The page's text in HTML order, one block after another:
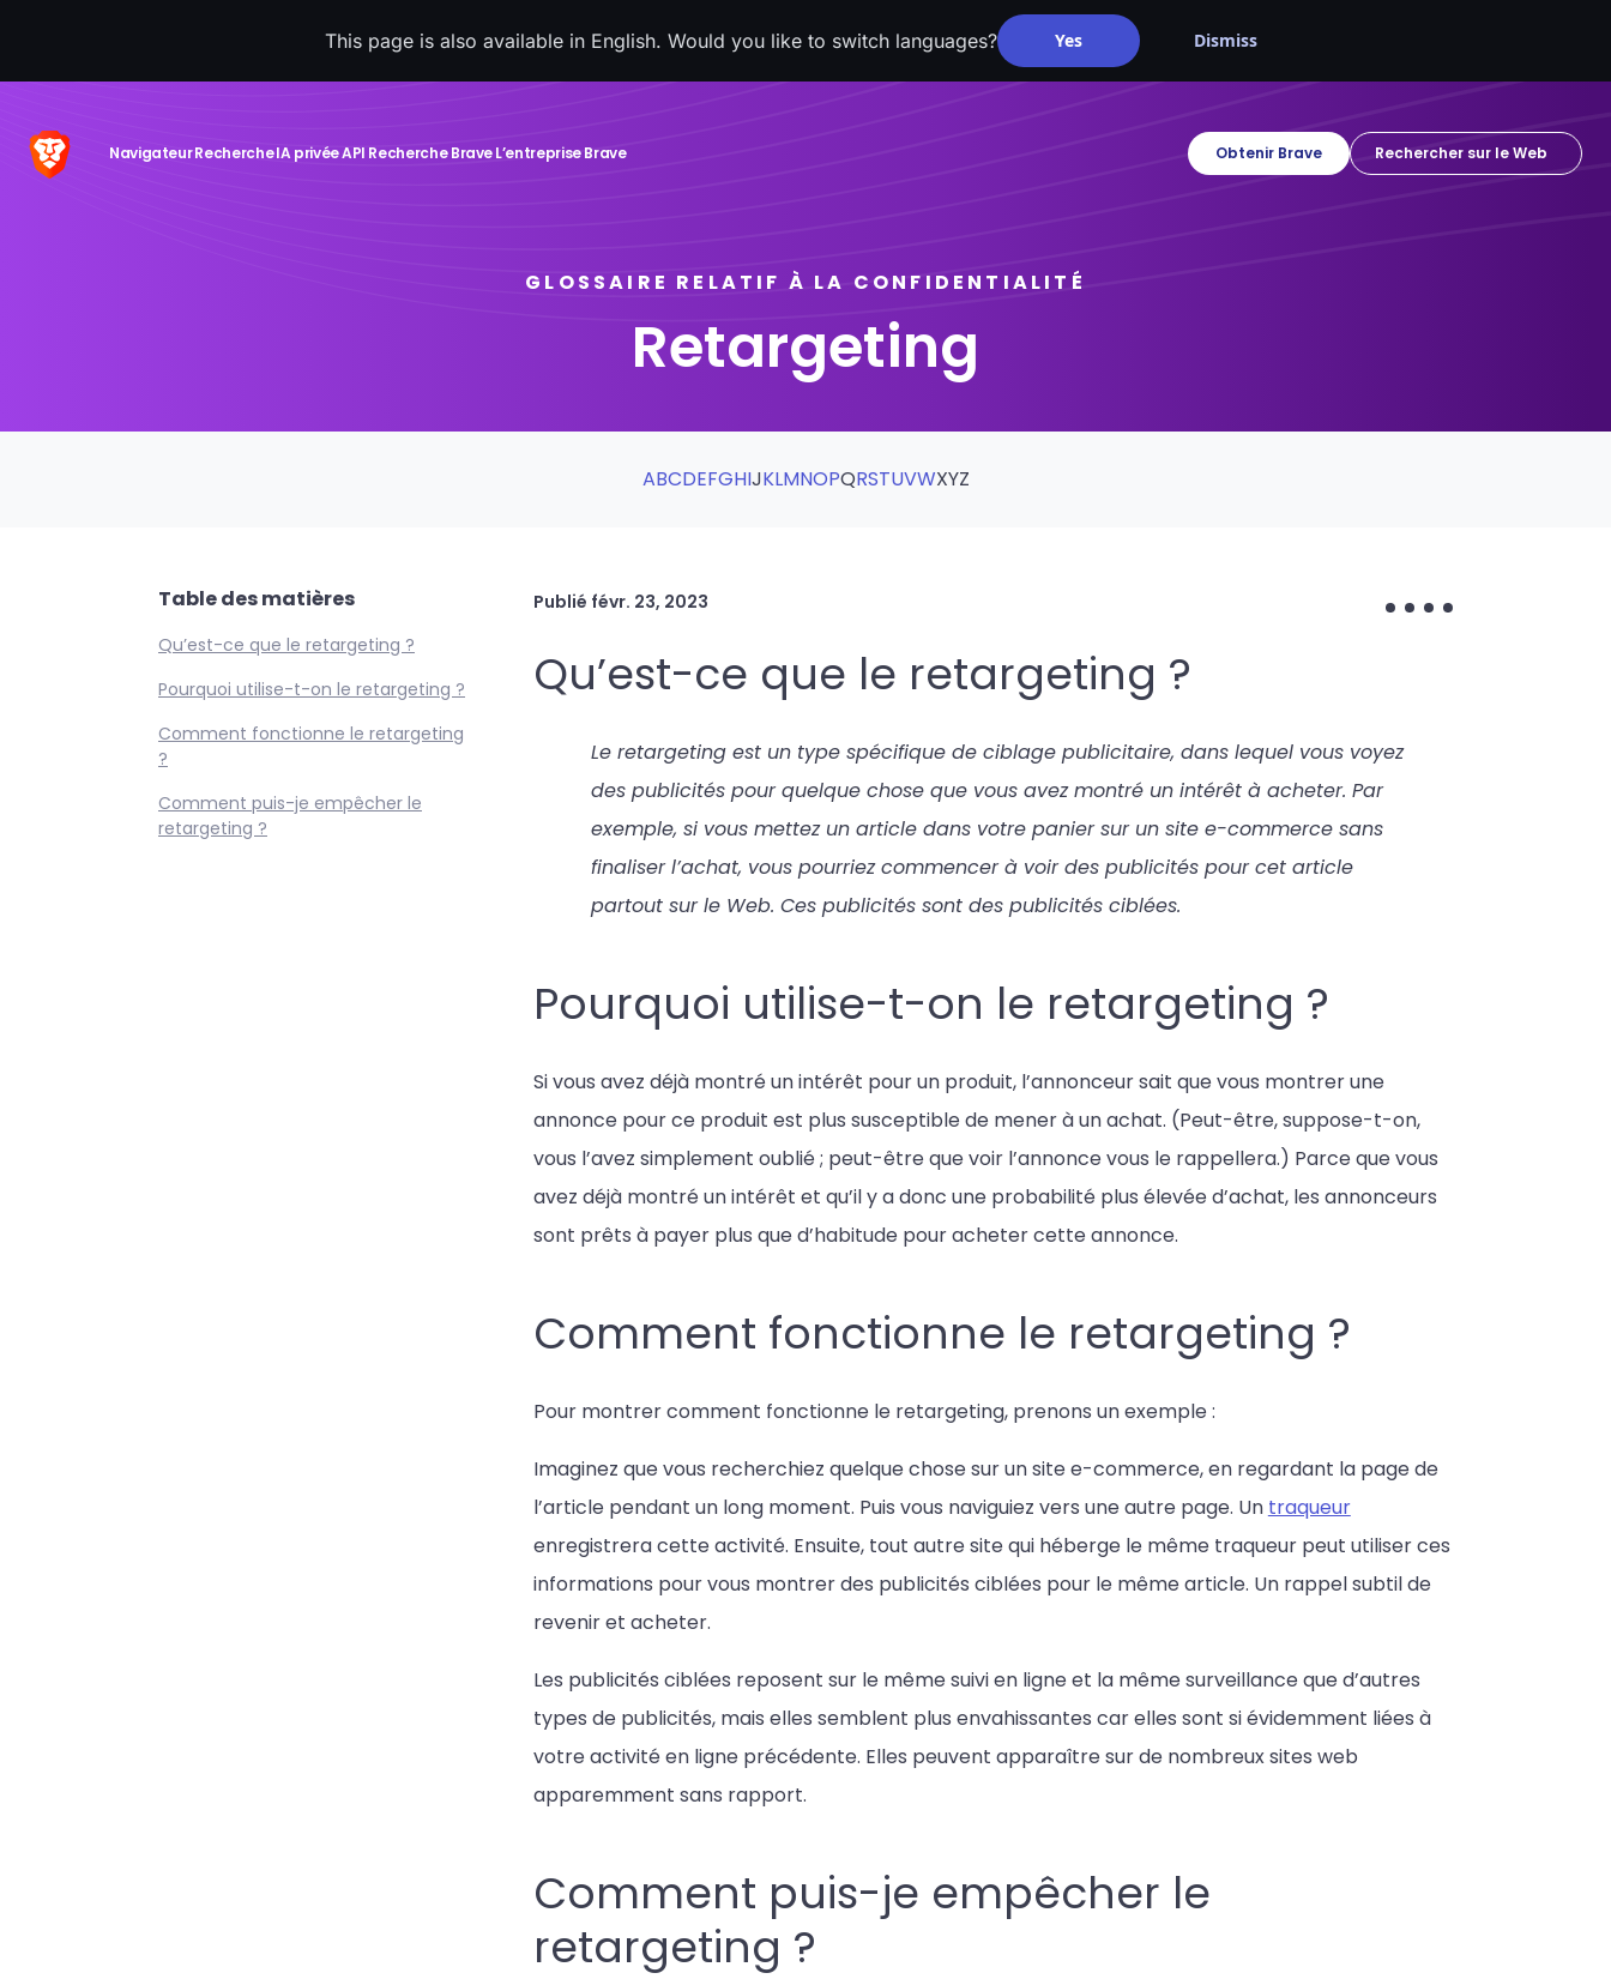
This page is also available in English. Would you like to switch languages? Yes Dismiss
NavigateurRechercheIA privéeAPI Recherche BraveL’entreprise Brave Obtenir Brave
GLOSSAIRE RELATIF À LA CONFIDENTIALITÉ
Retargeting
ABCDEFGHIJKLMNOPQRSTUVWXYZ
Publié févr. 23, 2023
Table des matières
Qu’est-ce que le retargeting ?
Pourquoi utilise-t-on le retargeting ?
Comment fonctionne le retargeting
?
Comment puis-je empêcher le
retargeting ?
Qu’est-ce que le retargeting ?
Le retargeting est un type spécifique de ciblage publicitaire, dans lequel vous voyez
des publicités pour quelque chose que vous avez montré un intérêt à acheter. Par
exemple, si vous mettez un article dans votre panier sur un site e-commerce sans
finaliser l’achat, vous pourriez commencer à voir des publicités pour cet article
partout sur le Web. Ces publicités sont des publicités ciblées.
Pourquoi utilise-t-on le retargeting ?
Si vous avez déjà montré un intérêt pour un produit, l’annonceur sait que vous montrer une
annonce pour ce produit est plus susceptible de mener à un achat. (Peut-être, suppose-t-on,
vous l’avez simplement oublié ; peut-être que voir l’annonce vous le rappellera.) Parce que vous
avez déjà montré un intérêt et qu’il y a donc une probabilité plus élevée d’achat, les annonceurs
sont prêts à payer plus que d’habitude pour acheter cette annonce.
Comment fonctionne le retargeting ?
Pour montrer comment fonctionne le retargeting, prenons un exemple :
Imaginez que vous recherchiez quelque chose sur un site e-commerce, en regardant la page de
l’article pendant un long moment. Puis vous naviguiez vers une autre page. Un traqueur
enregistrera cette activité. Ensuite, tout autre site qui héberge le même traqueur peut utiliser ces
informations pour vous montrer des publicités ciblées pour le même article. Un rappel subtil de
revenir et acheter.
Les publicités ciblées reposent sur le même suivi en ligne et la même surveillance que d’autres
types de publicités, mais elles semblent plus envahissantes car elles sont si évidemment liées à
votre activité en ligne précédente. Elles peuvent apparaître sur de nombreux sites web
apparemment sans rapport.
Comment puis-je empêcher le
retargeting ?